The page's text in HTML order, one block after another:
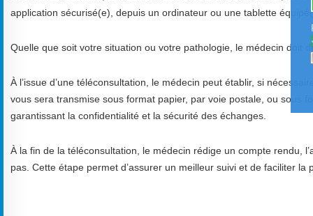
application sécurisé(e), depuis un ordinateur ou une tablette
Quelle que soit votre situation ou votre pathologie, le médecin doit
À l’issue d’une téléconsultation, le médecin peut établir, si
vous sera transmise sous format papier, par voie postale, ou sous
garantissant la confidentialité et la sécurité des échanges.
À la fin de la téléconsultation, le médecin rédige un compte rendu,
pas. Cette étape permet d’assurer un meilleur suivi et de faciliter